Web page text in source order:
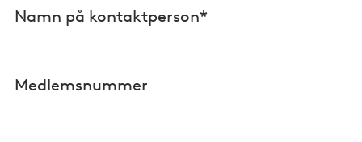
Namn på kontaktperson*
Medlemsnummer